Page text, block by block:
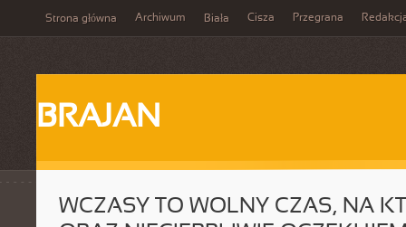
Strona główna Archiwum Biała Cisza Przegrana
BRAJAN
WCZASY TO WOLNY CZAS, NA